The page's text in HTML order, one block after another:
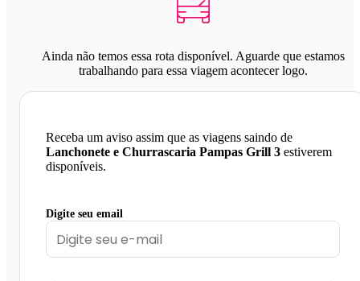
Ainda não temos essa rota disponível. Aguarde que estamos
trabalhando para essa viagem acontecer logo.
Receba um aviso assim que as viagens saindo de
Lanchonete e Churrascaria Pampas Grill 3 estiverem
disponíveis.
Digite seu email